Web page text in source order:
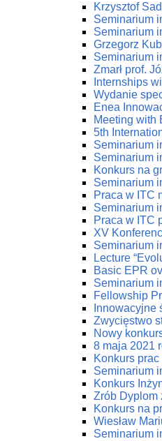
Krzysztof
Seminarium
Seminarium
Grzegorz
Seminarium
Zmarł prof.
Internships
Wydanie
Enea
Meeting with
5th
Seminarium
Seminarium
Konkurs na
Seminarium
Praca w ITC
Seminarium
Praca w ITC
XV
Seminarium
Lecture
Basic EPR
Seminarium
Fellowship
Zwycięstwo
Nowy
8 maja 2021
Konkurs
Seminarium
Konkurs
Zrób Dyplom
Konkurs na
Wiesław
Seminarium